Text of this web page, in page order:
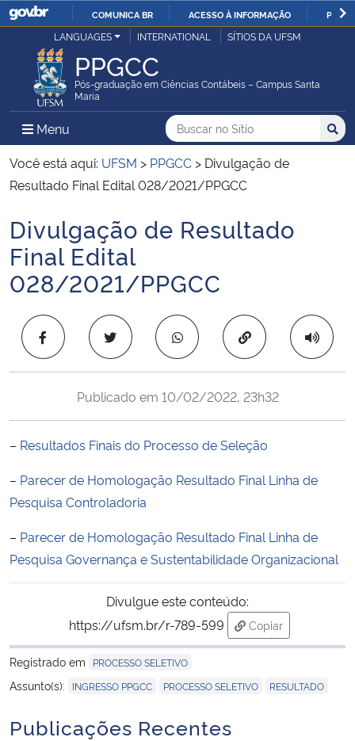
IR
O
COMUNICA BR ACESSO À INFORMAÇÃO
Ministério da Justiça e Segurança Pública
Ministério da Defesa
Ministério das Relações Exteriores
Ministério da Infraestrutura
Ministério da Agricultura, Pecuária e Abastecimento
Ministério da Educação
Ministério de Minas e Energia
Ministério do Meio Ambiente
Ministério do Desenvolvimento Regional
Controladoria-Geral da União
LANGUAGES INTERNATIONAL SÍTIOS DA UFSM
PPGCC
Pós-graduação em Ciências Contábeis – Campus Santa
Maria
Menu Menu Principal do Sítio
Busca
Buscar no no Sítio
Busca:
Você está aqui: UFSM > PPGCC > Divulgação de
Resultado Final Edital 028/2021/PPGCC
Início do conteúdo
Divulgação de Resultado
Final Edital
028/2021/PPGCC
Copiar para área
Publicado em 10/02/2022, 23h32
– Resultados Finais do Processo de Seleção
– Parecer de Homologação Resultado Final Linha de
Pesquisa Controladoria
– Parecer de Homologação Resultado Final Linha de
Pesquisa Governança e Sustentabilidade Organizacional
Divulgue este conteúdo:
https://ufsm.br/r-789-599
Copiar
para área de
Registrado em
PROCESSO SELETIVO
Assunto(s): INGRESSO PPGCC PROCESSO SELETIVO RESULTADO
Publicações Recentes